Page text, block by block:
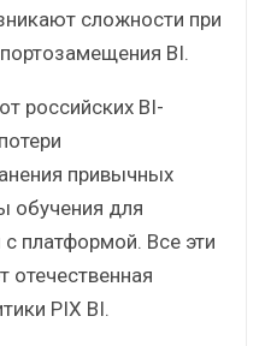
сложности при
BI.
российских BI-
привычных
обучения для
платформой. Все эти
отечественная
PIX BI.